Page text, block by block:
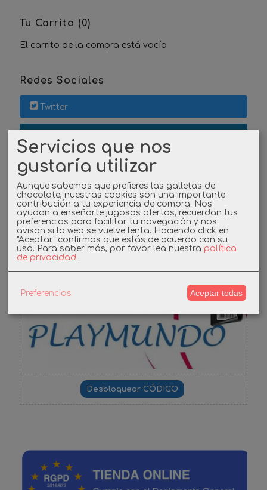
Tu Carrito (0)
El carrito de la compra está vacío
Redes Sociales
Twitter
Instagram
Facebook
Cupones
-3%
Servicios que nos
gustaría utilizar
Aunque sabemos que prefieres las galletas de
chocolate, nuestras cookies son una importante
contribución a tu experiencia de compra. Nos
ayudan a enseñarte jugosas ofertas, recuerdan tus
preferencias para facilitar tu navegación y nos
avisan si la web se vuelve lenta. Haciendo click en
"Aceptar" confirmas que estás de acuerdo con su
uso. Para saber más, por favor lea nuestra política
de privacidad.
Preferencias Aceptar todas